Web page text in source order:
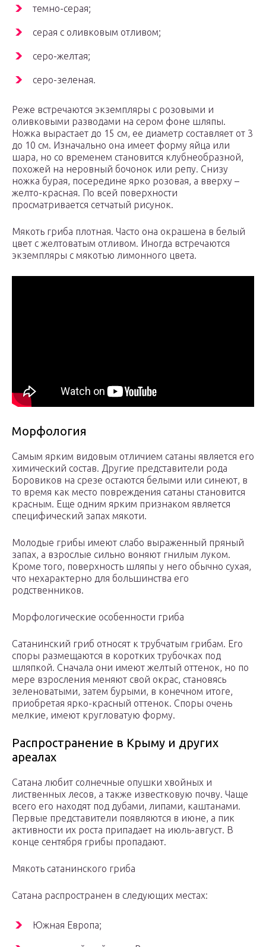
темно-серая;
серая с оливковым отливом;
серо-желтая;
серо-зеленая.
Реже встречаются экземпляры с розовыми и
оливковыми разводами на сером фоне шляпы.
Ножка вырастает до 15 см, ее диаметр составляет от 3
до 10 см. Изначально она имеет форму яйца или
шара, но со временем становится клубнеобразной,
похожей на неровный бочонок или репу. Снизу
ножка бурая, посередине ярко розовая, а вверху –
желто-красная. По всей поверхности
просматривается сетчатый рисунок.
Мякоть гриба плотная. Часто она окрашена в белый
цвет с желтоватым отливом. Иногда встречаются
экземпляры с мякотью лимонного цвета.
Морфология
Самым ярким видовым отличием сатаны является его
химический состав. Другие представители рода
Боровиков на срезе остаются белыми или синеют, в
то время как место повреждения сатаны становится
красным. Еще одним ярким признаком является
специфический запах мякоти.
Молодые грибы имеют слабо выраженный пряный
запах, а взрослые сильно воняют гнилым луком.
Кроме того, поверхность шляпы у него обычно сухая,
что нехарактерно для большинства его
родственников.
Морфологические особенности гриба
Сатанинский гриб относят к трубчатым грибам. Его
споры размещаются в коротких трубочках под
шляпкой. Сначала они имеют желтый оттенок, но по
мере взросления меняют свой окрас, становясь
зеленоватыми, затем бурыми, в конечном итоге,
приобретая ярко-красный оттенок. Споры очень
мелкие, имеют кругловатую форму.
Распространение в Крыму и других
ареалах
Сатана любит солнечные опушки хвойных и
лиственных лесов, а также известковую почву. Чаще
всего его находят под дубами, липами, каштанами.
Первые представители появляются в июне, а пик
активности их роста припадает на июль-август. В
конце сентября грибы пропадают.
Мякоть сатанинского гриба
Сатана распространен в следующих местах:
Южная Европа;